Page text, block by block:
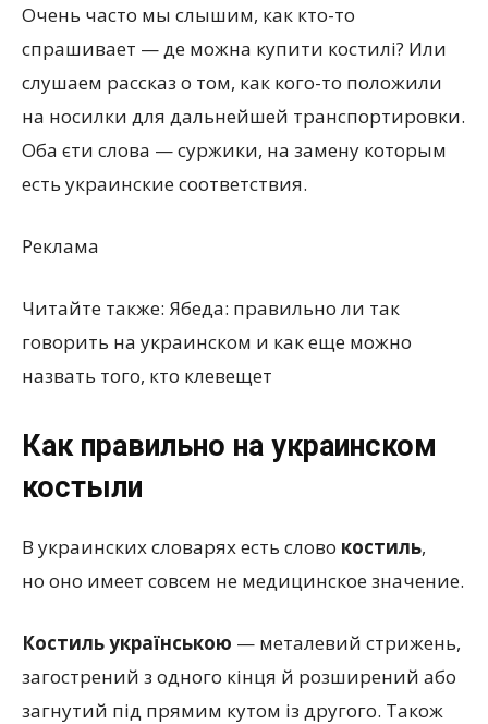
Очень часто мы слышим, как кто-то
спрашивает — де можна купити костилі? Или
слушаем рассказ о том, как кого-то положили
на носилки для дальнейшей транспортировки.
Оба єти слова — суржики, на замену которым
есть украинские соответствия.
Реклама
Читайте также: Ябеда: правильно ли так
говорить на украинском и как еще можно
назвать того, кто клевещет
Как правильно на украинском
костыли
В украинских словарях есть слово костиль,
но оно имеет совсем не медицинское значение.
Костиль українською — металевий стрижень,
загострений з одного кінця й розширений або
загнутий під прямим кутом із другого. Також